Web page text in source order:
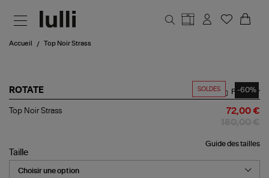
Accueil Top Noir Strass
SOLDES -60%
ROTATE
Top
Partager
Top Noir Strass 72,00 €
Guide des tailles
Taille